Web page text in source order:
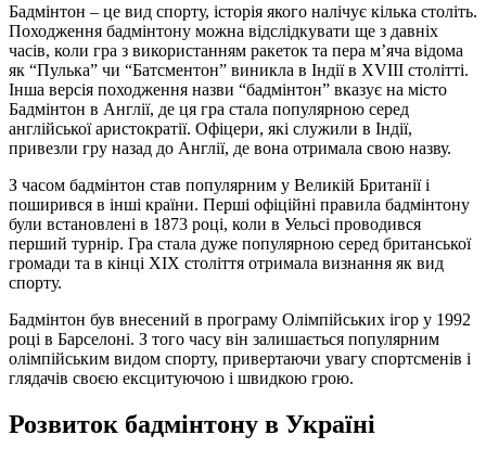
Бадмінтон – це вид спорту, історія якого налічує кілька століть.
Походження бадмінтону можна відслідкувати ще з давніх
часів, коли гра з використанням ракеток та пера м’яча відома
як “Пулька” чи “Батсментон” виникла в Індії в XVIII столітті.
Інша версія походження назви “бадмінтон” вказує на місто
Бадмінтон в Англії, де ця гра стала популярною серед
англійської аристократії. Офіцери, які служили в Індії,
привезли гру назад до Англії, де вона отримала свою назву.
З часом бадмінтон став популярним у Великій Британії і
поширився в інші країни. Перші офіційні правила бадмінтону
були встановлені в 1873 році, коли в Уельсі проводився
перший турнір. Гра стала дуже популярною серед британської
громади та в кінці XIX століття отримала визнання як вид
спорту.
Бадмінтон був внесений в програму Олімпійських ігор у 1992
році в Барселоні. З того часу він залишається популярним
олімпійським видом спорту, привертаючи увагу спортсменів і
глядачів своєю ексцитуючою і швидкою грою.
Розвиток бадмінтону в Україні